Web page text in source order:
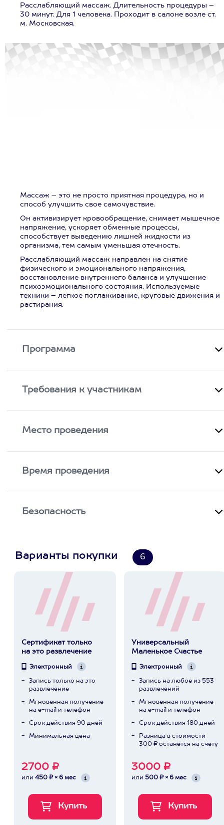
Расслабляющий массаж. Длительность процедуры –
30 минут. Для 1 человека. Проходит в салоне возле ст.
м. Московская.
Массаж – это не просто приятная процедура, но и
способ улучшить свое самочувствие.
Он активизирует кровообращение, снимает мышечное
напряжение, ускоряет обменные процессы,
способствует выведению лишней жидкости из
организма, тем самым уменьшая отечность.
Расслабляющий массаж направлен на снятие
физического и эмоционального напряжения,
восстановление внутреннего баланса и улучшение
психоэмоционального состояния. Используемые
техники – легкое поглаживание, круговые движения и
растирания.
Программа
Требования к участникам
Место проведения
Время проведения
Безопасность
Варианты покупки 6
Сертификат только
на это развлечение
Электронный
Запись только на это
развлечение
Мгновенная получение
на e-mail и телефон
Срок действия 90 дней
Минимальная цена
2700 ₽
или 450 ₽ × 6 мес
Универсальный
Маленькое Счастье
Электронный
Запись на любое из 553
развлечений
Мгновенная получение
на e-mail и телефон
Срок действия 180 дней
Разница в стоимости
300 ₽ останется на счету
3000 ₽
или 500 ₽ × 6 мес